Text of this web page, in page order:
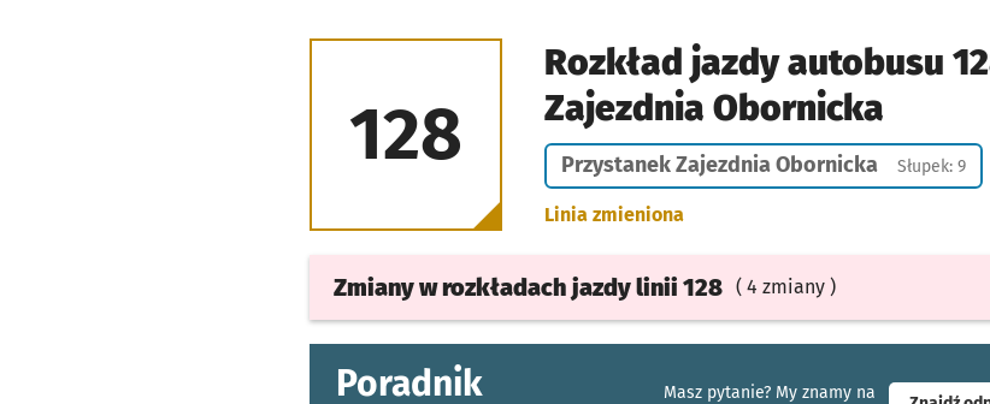
128
Rozkład jazdy autobusu
Zajezdnia Obornicka
Przystanek Zajezdnia Obornicka Słupek: 9
Linia zmieniona
Zmiany w rozkładach jazdylinii 128 ( 4 zmiany )
Poradnik
Masz pytanie? My znamy na